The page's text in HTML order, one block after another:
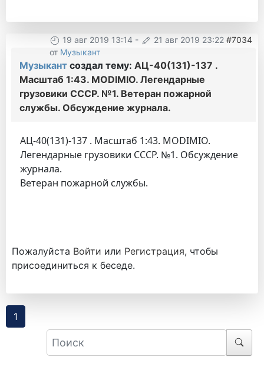
19 авг 2019 13:14 - 21 авг 2019 23:22 #7034
от Музыкант
Музыкант создал тему: АЦ-40(131)-137 .
Масштаб 1:43. MODIMIO. Легендарные
грузовики СССР. №1. Ветеран пожарной
службы. Обсуждение журнала.
АЦ-40(131)-137 . Масштаб 1:43. MODIMIO.
Легендарные грузовики СССР. №1. Обсуждение
журнала.
Ветеран пожарной службы.
Пожалуйста Войти или Регистрация, чтобы
присоединиться к беседе.
1